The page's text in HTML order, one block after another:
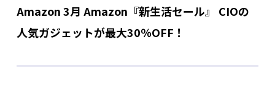
Amazon 3月 Amazon『新生活セール』 CIOの
人気ガジェットが最大30％OFF！